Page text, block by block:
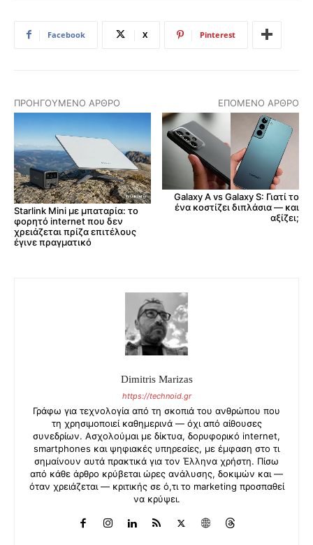
Facebook X Pinterest
ΠΡΟΗΓΟΎΜΕΝΟ ΆΡΘΡΟ
Starlink Mini με μπαταρία: το
φορητό internet που δεν
χρειάζεται πρίζα επιτέλους
έγινε πραγματικό
ΕΠΌΜΕΝΟ ΆΡΘΡΟ
Galaxy A vs Galaxy S: Γιατί το
ένα κοστίζει διπλάσια — και
αξίζει;
Dimitris Marizas
https://technoid.gr
Γράφω για τεχνολογία από τη σκοπιά του ανθρώπου που
τη χρησιμοποιεί καθημερινά — όχι από αίθουσες
συνεδρίων. Ασχολούμαι με δίκτυα, δορυφορικό internet,
smartphones και ψηφιακές υπηρεσίες, με έμφαση στο τι
σημαίνουν αυτά πρακτικά για τον Έλληνα χρήστη. Πίσω
από κάθε άρθρο κρύβεται ώρες ανάλυσης, δοκιμών και —
όταν χρειάζεται — κριτικής σε ό,τι το marketing προσπαθεί
να κρύψει.